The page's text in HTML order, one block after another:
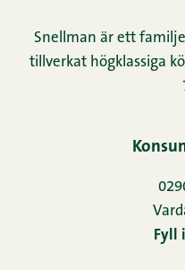
Snellman är ett
tillverkat högklassiga
Fyll